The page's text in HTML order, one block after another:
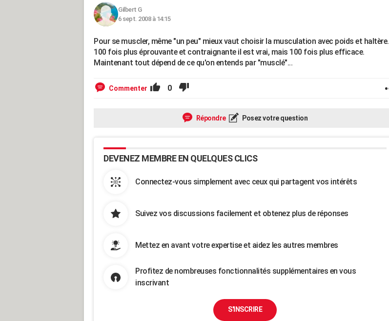
Gilbert G
6 sept. 2008 à 14:15
Pour se muscler, même "un peu" mieux vaut choisir la musculation avec poids et haltère.
100 fois plus éprouvante et contraignante il est vrai, mais 100 fois plus efficace.
Maintenant tout dépend de ce qu'on entends par "musclé"...
Commenter 0
Répondre Posez votre question
DEVENEZ MEMBRE EN QUELQUES CLICS
Connectez-vous simplement avec ceux qui partagent vos intérêts
Suivez vos discussions facilement et obtenez plus de réponses
Mettez en avant votre expertise et aidez les autres membres
Profitez de nombreuses fonctionnalités supplémentaires en vous
inscrivant
S'INSCRIRE